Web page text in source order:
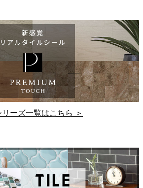
ーズ一覧はこちら ＞